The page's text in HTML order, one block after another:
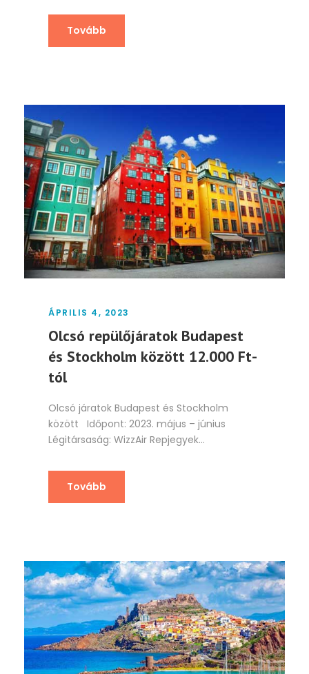
Tovább
ÁPRILIS 4, 2023
Olcsó repülőjáratok Budapest
és Stockholm között 12.000 Ft-
tól
Olcsó járatok Budapest és Stockholm
között Időpont: 2023. május – június
Légitársaság: WizzAir Repjegyek...
Tovább